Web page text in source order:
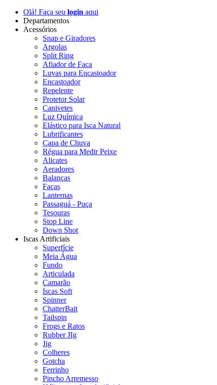
Olá! Faça seu login aqui
Departamentos
Acessórios
Snap e Giradores
Argolas
Split Ring
Afiador de Faca
Luvas para Encastoador
Encastoador
Repelente
Protetor Solar
Canivetes
Luz Química
Elástico para Isca Natural
Lubrificantes
Capa de Chuva
Régua para Medir Peixe
Alicates
Aeradores
Balanças
Facas
Lanternas
Passaguá - Puça
Tesouras
Stop Line
Down Shot
Iscas Artificiais
Superfície
Meia Água
Fundo
Articulada
Camarão
Iscas Soft
Spinner
ChatterBait
Tailspin
Frogs e Ratos
Rubber JIg
Jig
Colheres
Gotcha
Ferrinho
Pincho Arremesso